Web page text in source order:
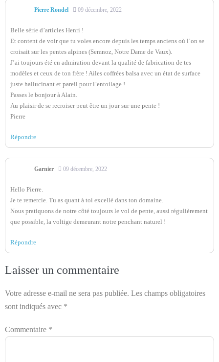
Pierre Rondel 09 décembre, 2022
Belle série d’articles Henri !
Et content de voir que tu voles encore depuis les temps anciens où l’on se
croisait sur les pentes alpines (Semnoz, Notre Dame de Vaux).
J’ai toujours été en admiration devant la qualité de fabrication de tes
modèles et ceux de ton frère ! Ailes coffrées balsa avec un état de surface
juste hallucinant et pareil pour l’entoilage !
Passes le bonjour à Alain.
Au plaisir de se recroiser peut être un jour sur une pente !
Pierre
Répondre
Garnier 09 décembre, 2022
Hello Pierre.
Je te remercie. Tu as quant à toi excellé dans ton domaine.
Nous pratiquons de notre côté toujours le vol de pente, aussi régulièrement
que possible, la voltige demeurant notre penchant naturel !
Répondre
Laisser un commentaire
Votre adresse e-mail ne sera pas publiée. Les champs obligatoires
sont indiqués avec *
Commentaire *